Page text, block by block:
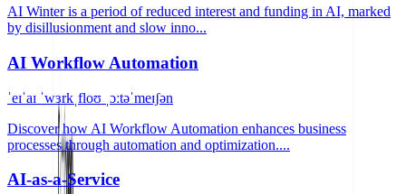
AI Winter is a period of reduced interest and funding in AI, marked
by disillusionment and slow inno...
AI Workflow Automation
ˈeɪˈaɪ ˈwɜrkˌfloʊ ˌɔːtəˈmeɪʃən
Discover how AI Workflow Automation enhances business
processes through automation and optimization....
AI-as-a-Service